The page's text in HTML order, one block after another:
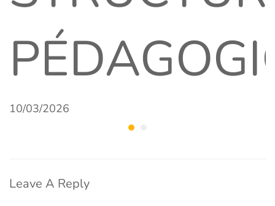
10/03/2026
Leave A Reply